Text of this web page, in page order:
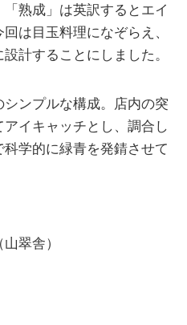
熟成」は英訳するとエイ
は目玉料理になぞらえ、
計することにしました。
ンプルな構成。店内の突
イキャッチとし、調合し
学的に緑青を発錆させて
翠舎）